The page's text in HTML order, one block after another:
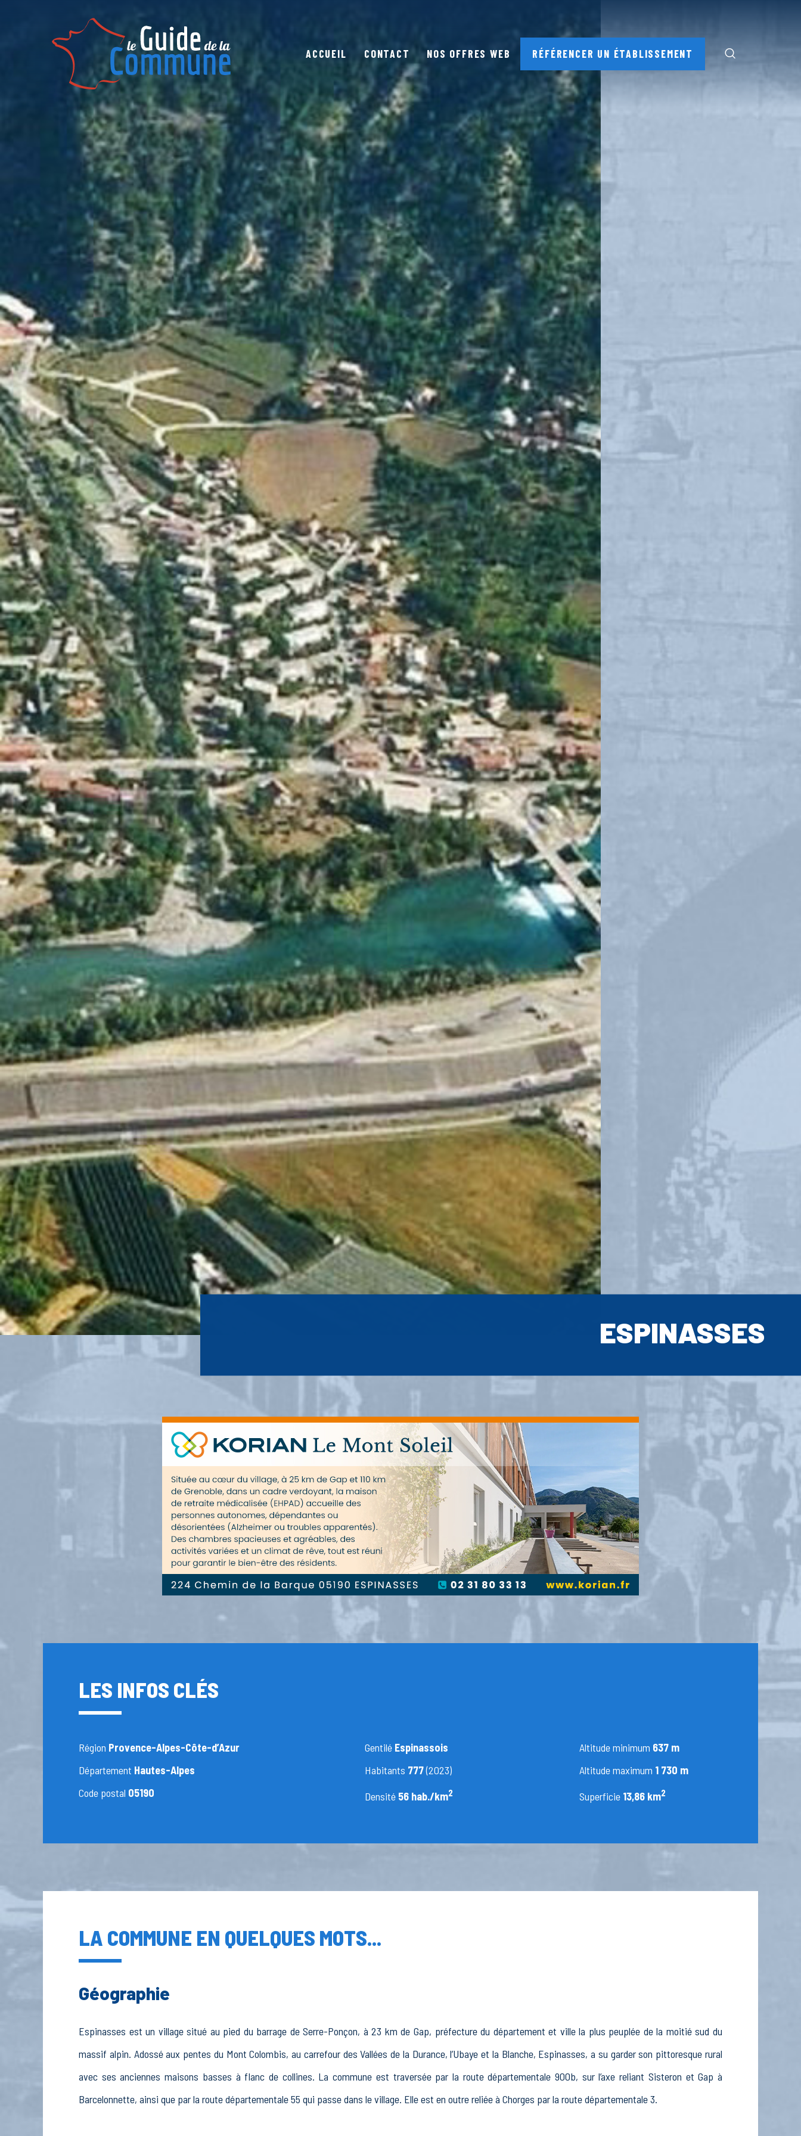
ACCUEIL CONTACT NOS OFFRES WEB RÉFÉRENCER UN ÉTABLISSEMENT
ESPINASSES
LES INFOS CLÉS
Région Provence-Alpes-Côte-d’Azur
Département Hautes-Alpes
Code postal 05190
Gentilé Espinassois
Habitants 777(2023)
Densité 56 hab./km2
Altitude minimum 637 m
Altitude maximum 1 730 m
Superficie 13,86 km2
LA COMMUNE EN QUELQUES MOTS...
Géographie
Espinasses est un village situé au pied du barrage de Serre-Ponçon, à 23 km de Gap, préfecture du département et ville la plus peuplée de la moitié sud du
massif alpin. Adossé aux pentes du Mont Colombis, au carrefour des Vallées de la Durance, l’Ubaye et la Blanche, Espinasses, a su garder son pittoresque rural
avec ses anciennes maisons basses à flanc de collines. La commune est traversée par la route départementale 900b, sur l’axe reliant Sisteron et Gap à
Barcelonnette, ainsi que par la route départementale 55 qui passe dans le village. Elle est en outre reliée à Chorges par la route départementale 3.